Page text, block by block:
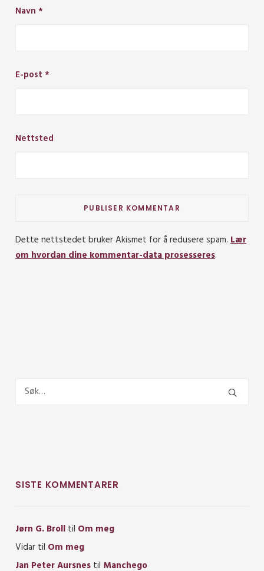
Navn *
E-post *
Nettsted
Dette nettstedet bruker Akismet for å redusere spam. Lær
om hvordan dine kommentar-data prosesseres.
SISTE KOMMENTARER
Jørn G. Broll til Om meg
Vidar til Om meg
Jan Peter Aursnes til Manchego